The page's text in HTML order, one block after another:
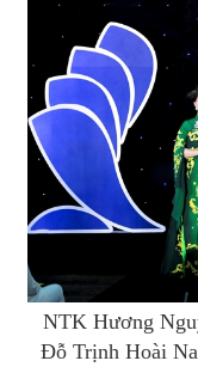
NTK Hương
Đỗ Trịnh Hoài